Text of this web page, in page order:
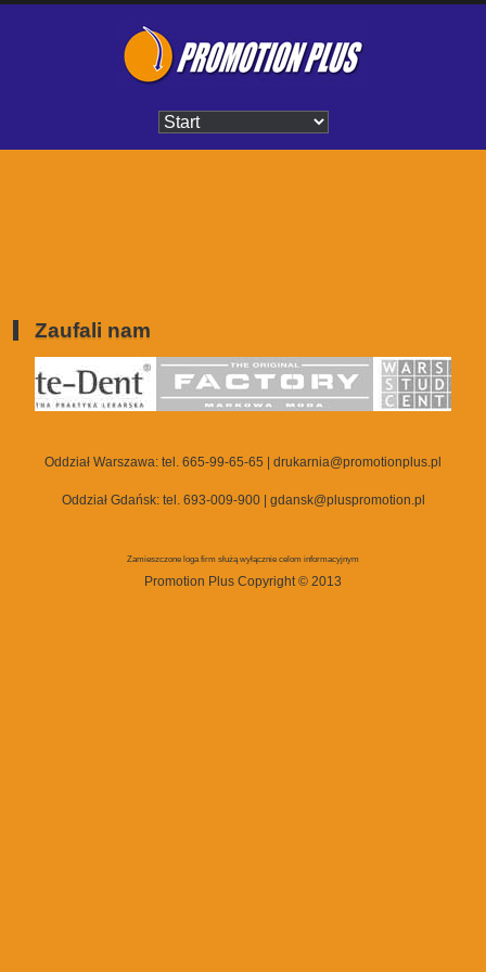
Zaufali nam
Oddział Warszawa: tel. 665-99-65-65 drukarnia@promotionplus.pl
Oddział Gdańsk: tel. 693-009-900| gdansk@pluspromotion.pl
Zamieszczone loga firm służą wyłącznie celom informacyjnym
Promotion Plus Copyright © 2013